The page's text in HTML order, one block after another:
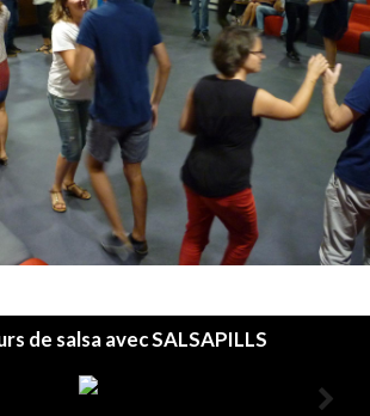
de salsa avec SALSAPILLS